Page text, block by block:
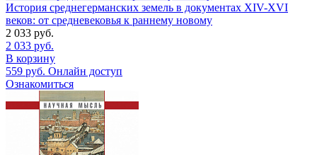
История среднегерманских земель в документах XIV-XVI
веков: от средневековья к раннему новому
2 033 руб.
2 033 руб.
В корзину
559 руб. Онлайн доступ
Ознакомиться